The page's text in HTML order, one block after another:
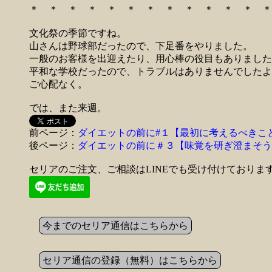
＊ ＊ ＊ ＊ ＊ ＊ ＊ ＊ ＊ ＊ ＊ ＊
文化祭の季節ですね。
山さんは野球部だったので、下足番をやりました。
一般のお客様を出迎えたり、用心棒の役目もありました
平和な学校だったので、トラブルはありませんでしたよ
ご心配なく。
では、また来週。
前ページ： ダイエットの前に#１【最初に考えるべきこ
後ページ： ダイエットの前に＃３【味覚を研ぎ澄まそう
セリアのご注文、ご相談はLINEでも受け付けております
今までのセリア通信はこちらから
セリア通信の登録（無料）はこちらから